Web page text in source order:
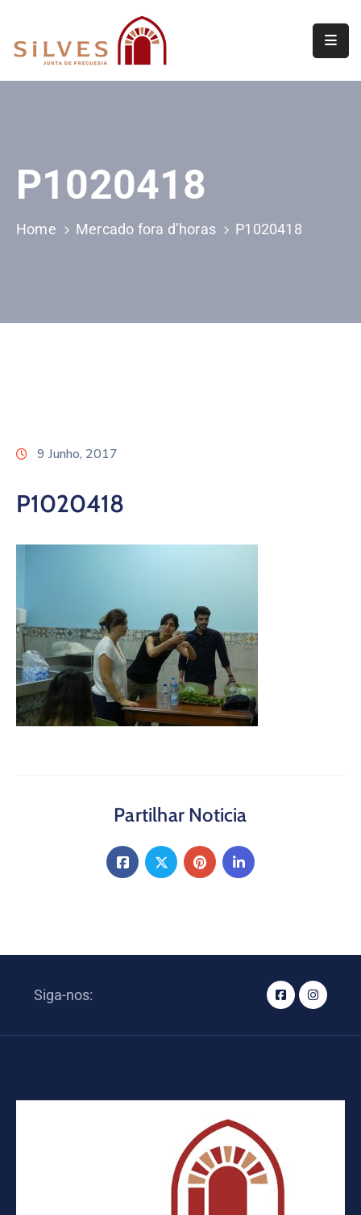
Assembleia
de
Freguesia
P1020418
Home Mercado fora d’horas P1020418
9 Junho, 2017
P1020418
Partilhar Noticia
Siga-nos: